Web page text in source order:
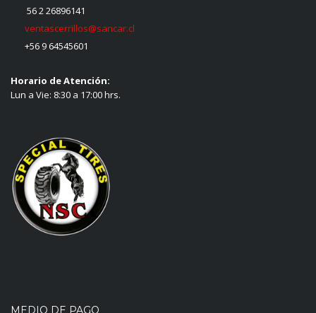
56 2 26896141
ventascerrillos@sancar.cl
+56 9 64545601
Horario de Atención:
Lun a Vie: 8:30 a 17:00 hrs.
MEDIO DE PAGO